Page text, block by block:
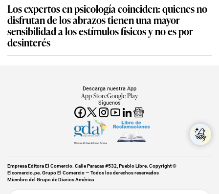
Los expertos en psicología coinciden: quienes no
disfrutan de los abrazos tienen una mayor
sensibilidad a los estímulos físicos y no es por
desinterés
Síguenos
Descarga nuestra App
App StoreGoogle Play
Miembro del Grupo de Diarios América
Empresa Editora El Comercio. Calle Paracas #532, Pueblo Libre. Copyright ©
Elcomercio.pe. Grupo El Comercio — Todos los derechos reservados
Miembro del Grupo de Diarios América